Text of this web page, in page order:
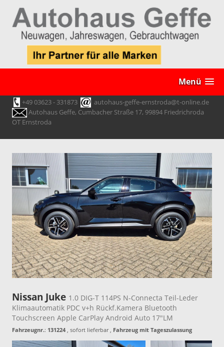
Menü
+49 03623 - 331873
autohaus-geffe-ernstroda@t-online.de
Autohaus Geffe, Cumbacher Straße 17, 99894 Friedrichroda
OT Ernstroda
Nissan Juke 1.0 DIG-T 114PS N-Connecta Teil-Leder
Klimaautomatik PDC v+h Rückf.Kamera Bluetooth
Touchscreen Apple CarPlay Android Auto 17"LM
Fahrzeugnr.: 131224 , sofort lieferbar, Fahrzeug mit Tageszulassung